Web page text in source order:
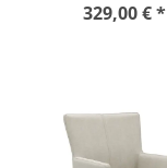
329,00 € *